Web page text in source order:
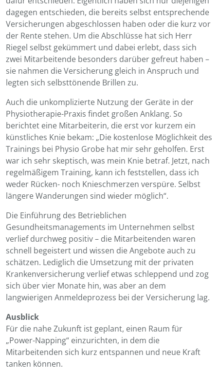
dagegen entschieden, die bereits selbst entsprechende
Versicherungen abgeschlossen haben oder die kurz vor
der Rente stehen. Um die Abschlüsse hat sich Herr
Riegel selbst gekümmert und dabei erlebt, dass sich
zwei Mitarbeitende besonders darüber gefreut haben –
sie nahmen die Versicherung gleich in Anspruch und
legten sich selbsttönende Brillen zu.
Auch die unkomplizierte Nutzung der Geräte in der
Physiotherapie-Praxis findet großen Anklang. So
berichtet eine Mitarbeiterin, die erst vor kurzem ein
künstliches Knie bekam: „Die kostenlose Möglichkeit des
Trainings bei Physio Grobe hat mir sehr geholfen. Erst
war ich sehr skeptisch, was mein Knie betraf. Jetzt, nach
regelmäßigem Training, kann ich feststellen, dass ich
weder Rücken- noch Knieschmerzen verspüre. Selbst
längere Wanderungen sind wieder möglich“.
Die Einführung des Betrieblichen
Gesundheitsmanagements im Unternehmen selbst
verlief durchweg positiv – die Mitarbeitenden waren
schnell begeistert und wissen die Angebote auch zu
schätzen. Lediglich die Umsetzung mit der privaten
Krankenversicherung verlief etwas schleppend und zog
sich über vier Monate hin, was aber an dem
langwierigen Anmeldeprozess bei der Versicherung lag.
Ausblick
Für die nahe Zukunft ist geplant, einen Raum für
„Power-Napping“ einzurichten, in dem die
Mitarbeitenden sich kurz entspannen und neue Kraft
tanken können.